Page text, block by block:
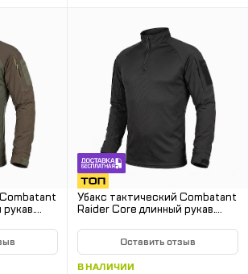
Убакс тактический Combatant
Raider Core длинный рукав.
Оставить отзыв
В НАЛИЧИИ